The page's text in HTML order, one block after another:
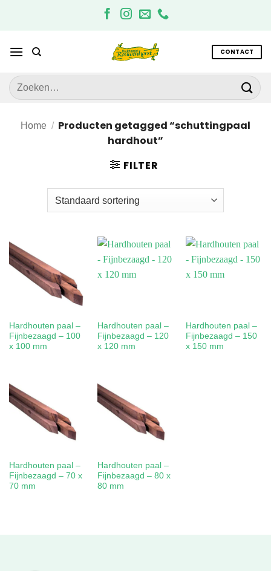
CONTACT
Zoeken
naar:
Home / Producten getagged “schuttingpaal
hardhout”
FILTER
Hardhouten paal –
Fijnbezaagd – 100
x 100 mm
Hardhouten paal –
Fijnbezaagd – 120
x 120 mm
Hardhouten paal –
Fijnbezaagd – 150
x 150 mm
Hardhouten paal –
Fijnbezaagd – 70 x
70 mm
Hardhouten paal –
Fijnbezaagd – 80 x
80 mm